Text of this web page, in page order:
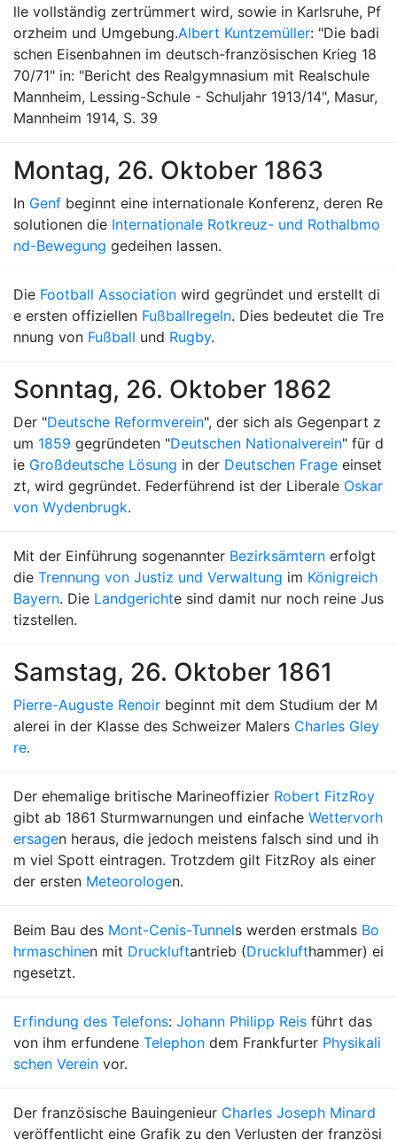
lle vollständig zertrümmert wird, sowie in Karlsruhe, Pf
orzheim und Umgebung.Albert Kuntzemüller: "Die badi
schen Eisenbahnen im deutsch-französischen Krieg 18
70/71" in: "Bericht des Realgymnasium mit Realschule
Mannheim, Lessing-Schule - Schuljahr 1913/14", Masur,
Mannheim 1914, S. 39
Montag, 26. Oktober 1863
In Genf beginnt eine internationale Konferenz, deren Re
solutionen die Internationale Rotkreuz- und Rothalbmo
nd-Bewegung gedeihen lassen.
Die Football Association wird gegründet und erstellt di
e ersten offiziellen Fußballregeln. Dies bedeutet die Tre
nnung von Fußball und Rugby.
Sonntag, 26. Oktober 1862
Der "Deutsche Reformverein", der sich als Gegenpart z
um 1859 gegründeten "Deutschen Nationalverein" für d
ie Großdeutsche Lösung in der Deutschen Frage einset
zt, wird gegründet. Federführend ist der Liberale Oskar
von Wydenbrugk.
Mit der Einführung sogenannter Bezirksämtern erfolgt
die Trennung von Justiz und Verwaltung im Königreich
Bayern. Die Landgerichte sind damit nur noch reine Jus
tizstellen.
Samstag, 26. Oktober 1861
Pierre-Auguste Renoir beginnt mit dem Studium der M
alerei in der Klasse des Schweizer Malers Charles Gley
re.
Der ehemalige britische Marineoffizier Robert FitzRoy
gibt ab 1861 Sturmwarnungen und einfache Wettervorh
ersagen heraus, die jedoch meistens falsch sind und ih
m viel Spott eintragen. Trotzdem gilt FitzRoy als einer
der ersten Meteorologen.
Beim Bau des Mont-Cenis-Tunnels werden erstmals Bo
hrmaschinen mit Druckluftantrieb (Drucklufthammer) ei
ngesetzt.
Erfindung des Telefons: Johann Philipp Reis führt das
von ihm erfundene Telephon dem Frankfurter Physikali
schen Verein vor.
Der französische Bauingenieur Charles Joseph Minard
veröffentlicht eine Grafik zu den Verlusten der französi